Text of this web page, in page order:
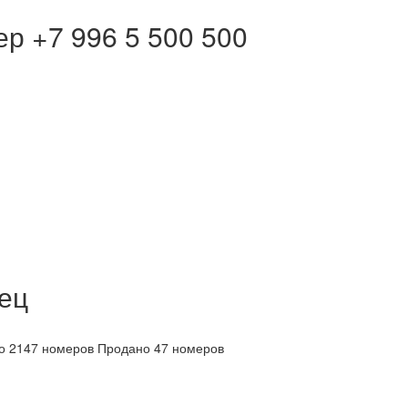
+7 996 5 500 500
2147 номеров Продано 47 номеров